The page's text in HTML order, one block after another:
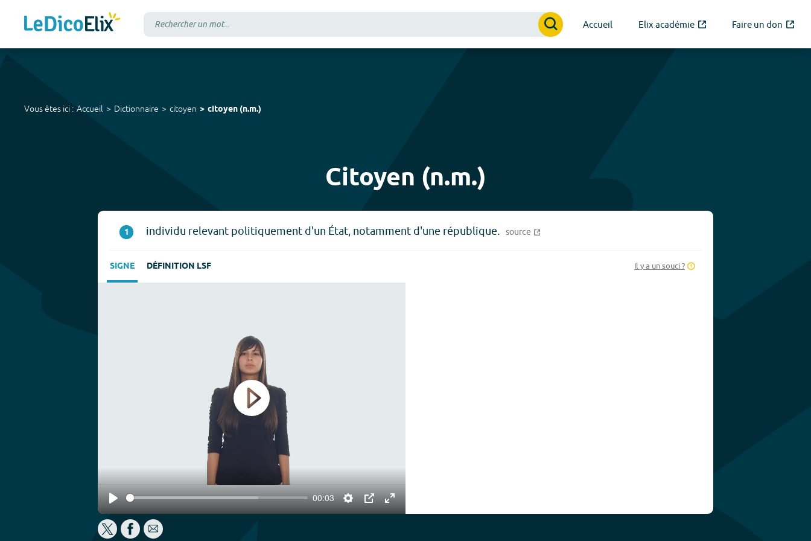
Accueil Elix académie Faire un don
Vous êtes ici : Accueil Dictionnaire citoyen citoyen (n.m.)
Citoyen (n.m.)
1 individu relevant politiquement d'un État, notamment d'une république. source
SIGNE DÉFINITION LSF Il y a un souci ?
Play
00:03
Settings
PIP Enter
Play